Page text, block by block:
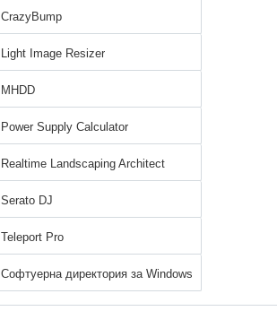
CrazyBump
Light Image Resizer
MHDD
Power Supply Calculator
Realtime Landscaping Architect
Serato DJ
Teleport Pro
Софтуерна директория за Windows
7